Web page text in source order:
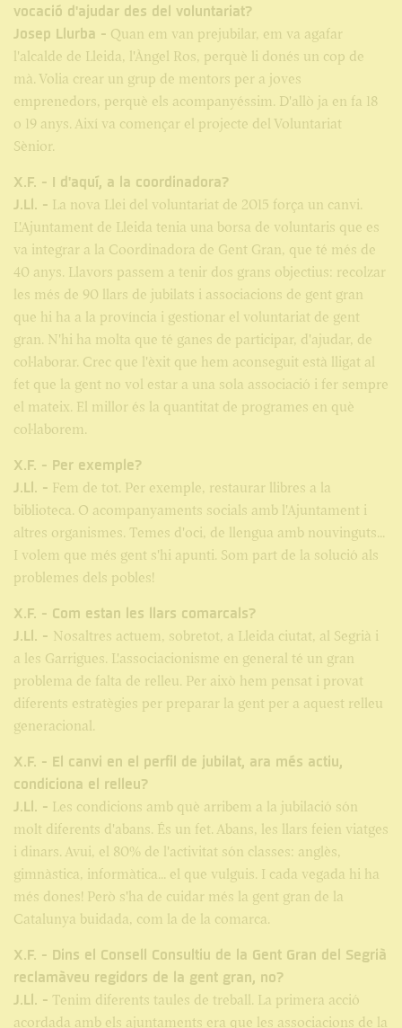
vocació d'ajudar des del voluntariat?
Josep Llurba - Quan em van prejubilar, em va agafar
l'alcalde de Lleida, l'Àngel Ros, perquè li donés un cop de
mà. Volia crear un grup de mentors per a joves
emprenedors, perquè els acompanyéssim. D'allò ja en fa 18
o 19 anys. Així va començar el projecte del Voluntariat
Sènior.
X.F. - I d'aquí, a la coordinadora?
J.Ll. - La nova Llei del voluntariat de 2015 força un canvi.
L'Ajuntament de Lleida tenia una borsa de voluntaris que es
va integrar a la Coordinadora de Gent Gran, que té més de
40 anys. Llavors passem a tenir dos grans objectius: recolzar
les més de 90 llars de jubilats i associacions de gent gran
que hi ha a la província i gestionar el voluntariat de gent
gran. N'hi ha molta que té ganes de participar, d'ajudar, de
col·laborar. Crec que l'èxit que hem aconseguit està lligat al
fet que la gent no vol estar a una sola associació i fer sempre
el mateix. El millor és la quantitat de programes en què
col·laborem.
X.F. - Per exemple?
J.Ll. - Fem de tot. Per exemple, restaurar llibres a la
biblioteca. O acompanyaments socials amb l'Ajuntament i
altres organismes. Temes d'oci, de llengua amb nouvinguts...
I volem que més gent s'hi apunti. Som part de la solució als
problemes dels pobles!
X.F. - Com estan les llars comarcals?
J.Ll. - Nosaltres actuem, sobretot, a Lleida ciutat, al Segrià i
a les Garrigues. L'associacionisme en general té un gran
problema de falta de relleu. Per això hem pensat i provat
diferents estratègies per preparar la gent per a aquest relleu
generacional.
X.F. - El canvi en el perfil de jubilat, ara més actiu,
condiciona el relleu?
J.Ll. - Les condicions amb què arribem a la jubilació són
molt diferents d'abans. És un fet. Abans, les llars feien viatges
i dinars. Avui, el 80% de l'activitat són classes: anglès,
gimnàstica, informàtica... el que vulguis. I cada vegada hi ha
més dones! Però s'ha de cuidar més la gent gran de la
Catalunya buidada, com la de la comarca.
X.F. - Dins el Consell Consultiu de la Gent Gran del Segrià
reclamàveu regidors de la gent gran, no?
J.Ll. - Tenim diferents taules de treball. La primera acció
acordada amb els ajuntaments era que les associacions de la